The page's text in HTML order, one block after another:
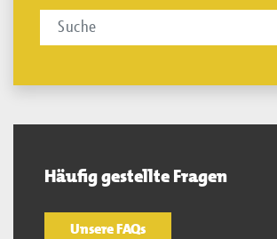
Häufig gestellte Fragen
Unsere FAQs